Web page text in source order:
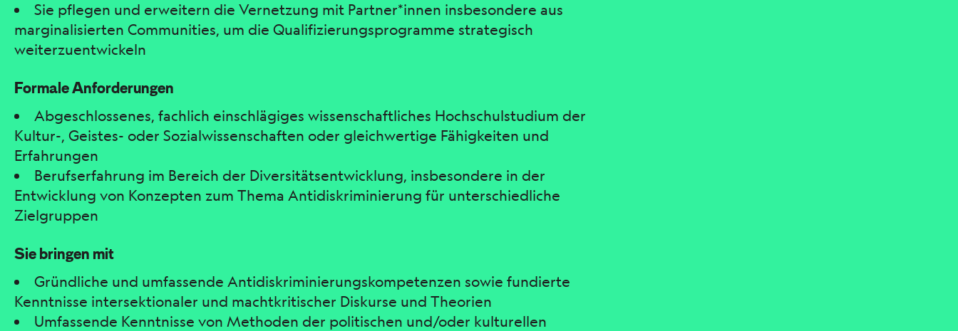
Sie pflegen und erweitern die Vernetzung mit Partner*innen insbesondere aus
marginalisierten Communities, um die Qualifizierungsprogramme strategisch
weiterzuentwickeln
Formale Anforderungen
Abgeschlossenes, fachlich einschlägiges wissenschaftliches Hochschulstudium der
Kultur-, Geistes- oder Sozialwissenschaften oder gleichwertige Fähigkeiten und
Erfahrungen
Berufserfahrung im Bereich der Diversitätsentwicklung, insbesondere in der
Entwicklung von Konzepten zum Thema Antidiskriminierung für unterschiedliche
Zielgruppen
Sie bringen mit
Gründliche und umfassende Antidiskriminierungskompetenzen sowie fundierte
Kenntnisse intersektionaler und machtkritischer Diskurse und Theorien
Umfassende Kenntnisse von Methoden der politischen und/oder kulturellen